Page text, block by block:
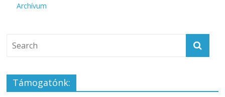
Archívum
Támogatónk: